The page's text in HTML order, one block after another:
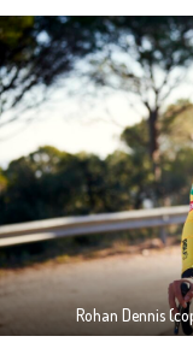
Rohan Dennis